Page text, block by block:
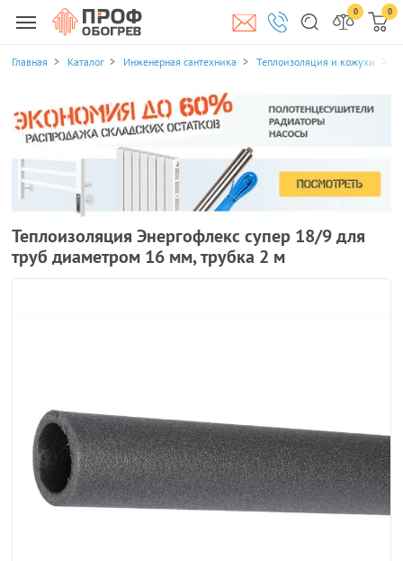
0 0
Главная Каталог Инженерная сантехника Теплоизоляция и кожухи
Теплоизоляция Энергофлекс супер 18/9 для
труб диаметром 16 мм, трубка 2 м